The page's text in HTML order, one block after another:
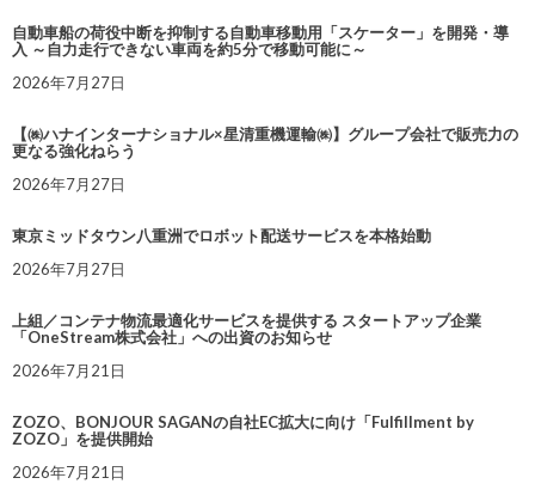
自動車船の荷役中断を抑制する自動車移動用「スケーター」を開発・導
入 ～自力走行できない車両を約5分で移動可能に～
2026年7月27日
【㈱ハナインターナショナル×星清重機運輸㈱】グループ会社で販売力の
更なる強化ねらう
2026年7月27日
東京ミッドタウン八重洲でロボット配送サービスを本格始動
2026年7月27日
上組／コンテナ物流最適化サービスを提供する スタートアップ企業
「OneStream株式会社」への出資のお知らせ
2026年7月21日
ZOZO、BONJOUR SAGANの自社EC拡大に向け「Fulfillment by
ZOZO」を提供開始
2026年7月21日